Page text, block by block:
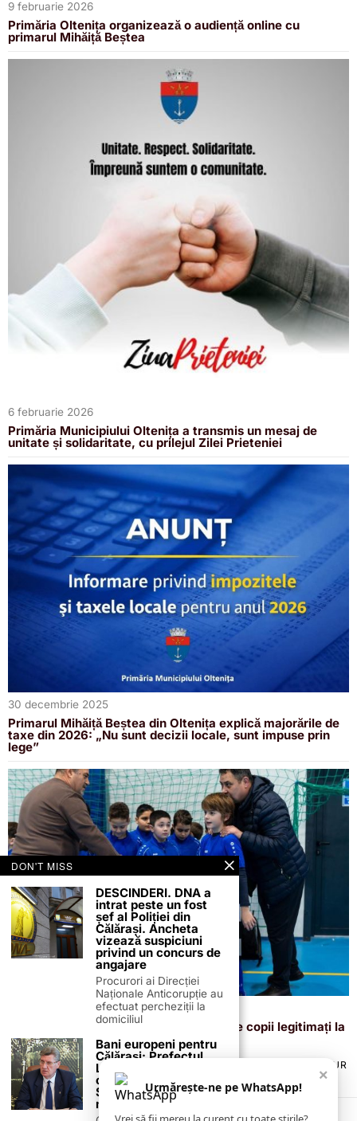
9 februarie 2026
Primăria Oltenița organizează o audiență online cu
primarul Mihăiță Beștea
6 februarie 2026
Primăria Municipiului Oltenița a transmis un mesaj de
unitate și solidaritate, cu prilejul Zilei Prieteniei
30 decembrie 2025
Primarul Mihăiță Beștea din Oltenița explică majorările de
taxe din 2026: „Nu sunt decizii locale, sunt impuse prin
lege”
17 decembrie 2025
Bucurie și sport la Oltenița: peste 140 de copii legitimați la
ACSM, întâmpinați de Moș Crăciun
TERMENI ȘI CONDIȚII
POLITICA DE ANULARE & RETUR
PUBLICITATE ONLINE & TIPĂRITĂ
CONTACT
ZIARUL ANUNȚUL CĂLĂRĂȘEAN
×
Urmărește-ne pe WhatsApp!
DON'T MISS
DESCINDERI. DNA a
intrat peste un fost
șef al Poliției din
Călărași. Ancheta
vizează suspiciuni
privind un concurs de
angajare
Procurori ai Direcției
Naționale Anticorupție au
efectuat percheziții la
domiciliul
Bani europeni pentru
Călărași: Prefectul
Laurențiu State anunță
colaborarea cu ADR
Sud-Muntenia pentru
noi finanțări